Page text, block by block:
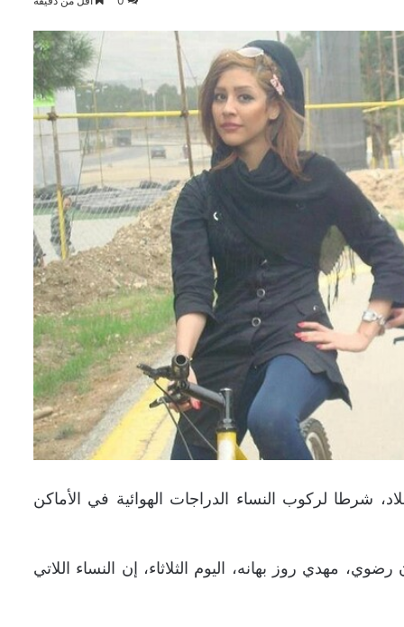
شرطا لركوب النساء الدراجات الهوائية في الأماكن
مهدي روز بهانه، اليوم الثلاثاء، إن النساء اللاتي